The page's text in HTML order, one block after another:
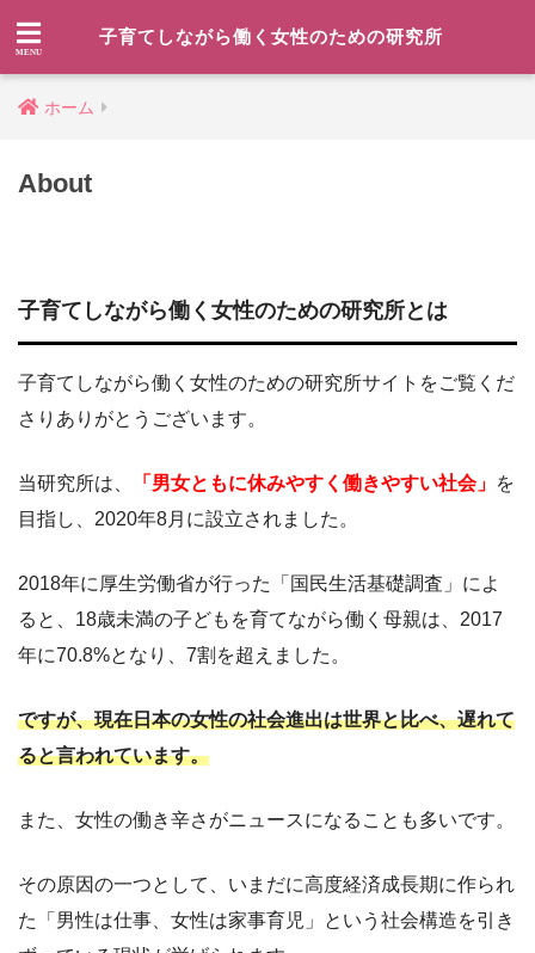
子育てしながら働く女性のための研究所
ホーム
About
子育てしながら働く女性のための研究所とは
子育てしながら働く女性のための研究所サイトをご覧くだ
さりありがとうございます。
当研究所は、 「男女ともに休みやすく働きやすい社会」 を
目指し、2020年8月に設立されました。
2018年に厚生労働省が行った「国民生活基礎調査」によ
ると、18歳未満の子どもを育てながら働く母親は、2017
年に70.8%となり、7割を超えました。
ですが、現在日本の女性の社会進出は世界と比べ、遅れて
ると言われています。
また、女性の働き辛さがニュースになることも多いです。
その原因の一つとして、いまだに高度経済成長期に作られ
た「男性は仕事、女性は家事育児」という社会構造を引き